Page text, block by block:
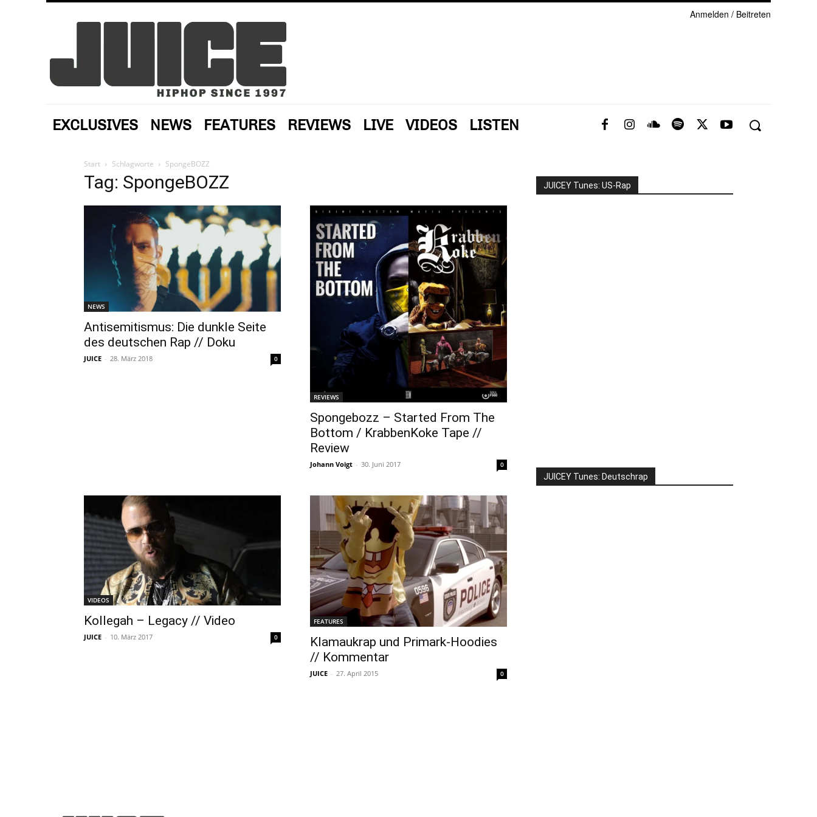
Anmelden / Beitreten
EXCLUSIVES NEWS FEATURES REVIEWS LIVE VIDEOS LISTEN
Start Schlagworte SpongeBOZZ
Tag: SpongeBOZZ
NEWS
Antisemitismus: Die dunkle Seite
des deutschen Rap // Doku
JUICE - 28. März 2018 0
REVIEWS
Spongebozz – Started From The
Bottom / KrabbenKoke Tape //
Review
Johann Voigt - 30. Juni 2017 0
VIDEOS
Kollegah – Legacy // Video
JUICE - 10. März 2017 0
FEATURES
Klamaukrap und Primark-Hoodies
// Kommentar
JUICE - 27. April 2015 0
JUICEY Tunes: US-Rap
JUICEY Tunes: Deutschrap